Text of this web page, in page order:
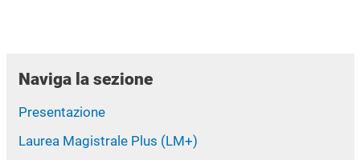
Naviga la sezione
Presentazione
Laurea Magistrale Plus (LM+)